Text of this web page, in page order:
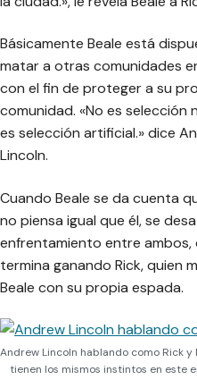
Básicamente Beale está
matar a otras comunidades
con el fin de proteger a su
comunidad. «No es selección
es selección artificial.»dice
Lincoln.
Cuando Beale se da cuenta
no piensa igual que él, se
enfrentamiento entre ambos,
termina ganando Rick, quien
Beale con su propia espada.
Andrew Lincoln hablando como Rick y
tienen los mismos instintos en este